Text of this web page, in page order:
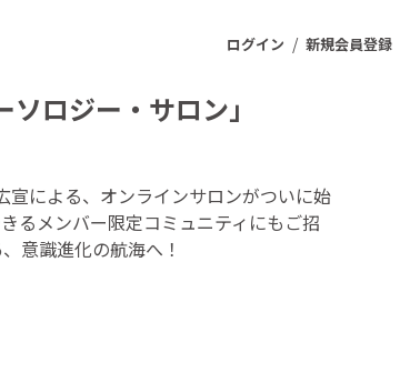
ログイン / 新規会員登録
ロジー・サロン」
よる、オンラインサロンがついに始
るメンバー限定コミュニティにもご招
意識進化の航海へ！